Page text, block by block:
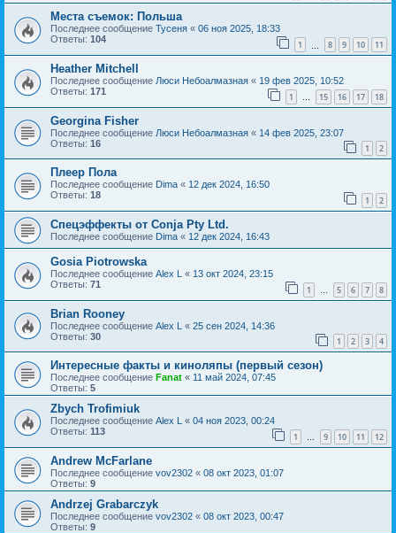
Места съемок: Польша
Последнее сообщение Тусеня « 06 ноя 2025, 18:33
Ответы: 104 1 8 9 10 11
Heather Mitchell
Последнее сообщение Люси Небоалмазная « 19 фев 2025, 10:52
Ответы: 171 1 … 15 16 17 18
Georgina Fisher
Последнее сообщение Люси Небоалмазная « 14 фев 2025, 23:07
Ответы: 16 1 2
Плеер Пола
Последнее сообщение Dima « 12 дек 2024, 16:50
Ответы: 18 1 2
Спецэффекты от Conja Pty Ltd.
Последнее сообщение Dima « 12 дек 2024, 16:43
Gosia Piotrowska
Последнее сообщение Alex L « 13 окт 2024, 23:15
Ответы: 71 1 … 5 6 7 8
Brian Rooney
Последнее сообщение Alex L « 25 сен 2024, 14:36
Ответы: 30 1 2 3 4
Интересные факты и киноляпы (первый сезон)
Последнее сообщение Fanat « 11 май 2024, 07:45
Ответы: 5
Zbych Trofimiuk
Последнее сообщение Alex L « 04 ноя 2023, 00:24
Ответы: 113 1 … 9 10 11 12
Andrew McFarlane
Последнее сообщение vov2302 « 08 окт 2023, 01:07
Ответы: 9
Andrzej Grabarczyk
Последнее сообщение vov2302 « 08 окт 2023, 00:47
Ответы: 9